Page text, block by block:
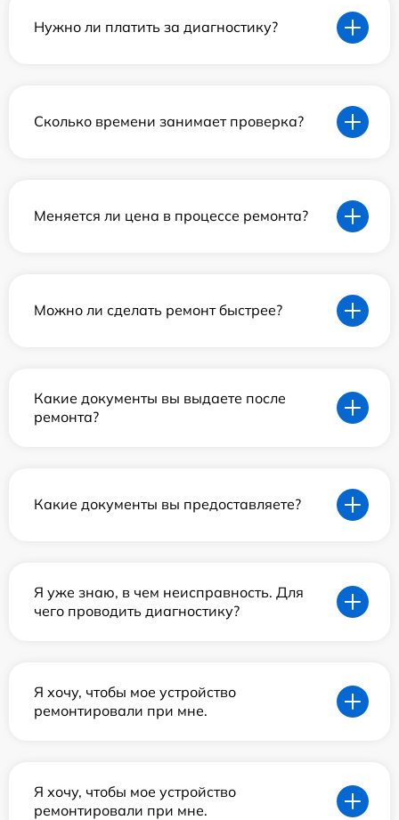
Нужно ли платить за диагностику?
Сколько времени занимает проверка?
Меняется ли цена в процессе ремонта?
Можно ли сделать ремонт быстрее?
Какие документы вы выдаете после
ремонта?
Какие документы вы предоставляете?
Я уже знаю, в чем неисправность. Для
чего проводить диагностику?
Я хочу, чтобы мое устройство
ремонтировали при мне.
Я хочу, чтобы мое устройство
ремонтировали при мне.